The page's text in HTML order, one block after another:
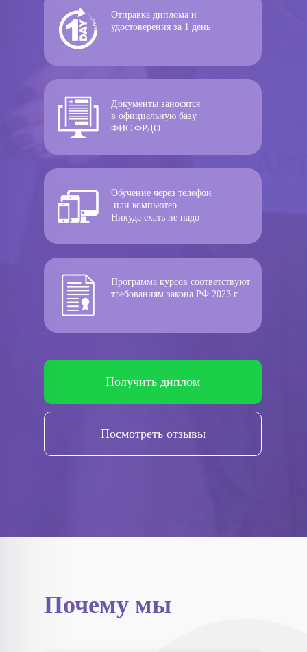
Получить диплом
Отправка диплома и
удостоверения за 1 день
Документы заносятся
в официальную базу
ФИС ФРДО
Обучение через телефон
или компьютер.
Никуда ехать не надо
Программа курсов соответствуют
требованиям закона РФ 2023 г.
Посмотреть отзывы
Почему мы